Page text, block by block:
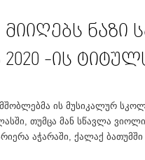
ნაზი
-ის
ის მუსიკალურ
თუმცა მან სწავლა
აჭარაში, ქალაქ